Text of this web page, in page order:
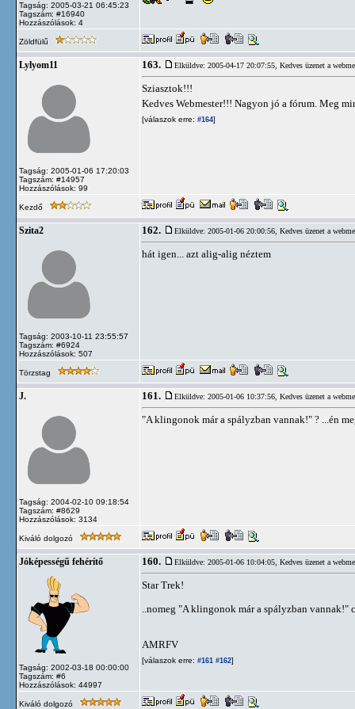
Tagság: 2005-03-21 06:45:23
Tagszám: #16940
Hozzászólások: 4
Zöldfülű
Lylyom11
Tagság: 2005-01-06 17:20:03
Tagszám: #14957
Hozzászólások: 99
163. Elküldve: 2005-04-17 20:07:55, Kedves üzenet a
Sziasztok!!!
Kedves Webmester!!! Nagyon jó a fórum. Meg
[válaszok erre: #164]
Kezdő
Szita2
Tagság: 2003-10-11 23:55:57
Tagszám: #6924
Hozzászólások: 507
162. Elküldve: 2005-01-06 20:00:56, Kedves üzenet a
hát igen... azt alig-alig néztem
Törzstag
J.
Tagság: 2004-02-10 09:18:54
Tagszám: #8629
Hozzászólások: 3134
161. Elküldve: 2005-01-06 10:37:56, Kedves üzenet a
"A klingonok már a spályzban vannak!" ? ...én
Kiváló dolgozó
Jóképességű fehérítő
Tagság: 2002-03-18 00:00:00
Tagszám: #6
Hozzászólások: 44997
160. Elküldve: 2005-01-06 10:04:05, Kedves üzenet a
Star Trek!
..nomeg "A klingonok már a spályzban vannak!"
AMRFV
[válaszok erre: #161 #162]
Kiváló dolgozó